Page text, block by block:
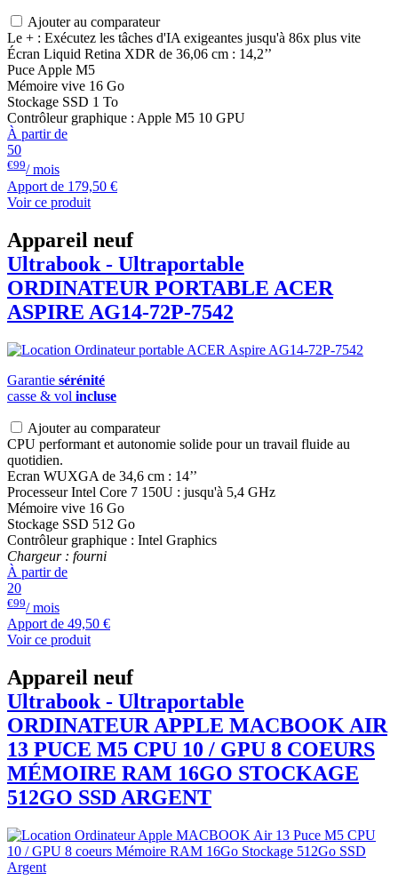
Ajouter au comparateur
Le + : Exécutez les tâches d'IA exigeantes jusqu'à 86x plus vite
Écran Liquid Retina XDR de 36,06 cm : 14,2’’
Puce Apple M5
Mémoire vive 16 Go
Stockage SSD 1 To
Contrôleur graphique : Apple M5 10 GPU
À partir de
50
€99/ mois
Apport de 179,50 €
Voir ce produit
Appareil neuf
Ultrabook - Ultraportable
ORDINATEUR PORTABLE ACER
ASPIRE AG14-72P-7542
Garantie sérénité
casse & vol incluse
Ajouter au comparateur
CPU performant et autonomie solide pour un travail fluide au
quotidien.
Ecran WUXGA de 34,6 cm : 14’’
Processeur Intel Core 7 150U : jusqu'à 5,4 GHz
Mémoire vive 16 Go
Stockage SSD 512 Go
Contrôleur graphique : Intel Graphics
Chargeur : fourni
À partir de
20
€99/ mois
Apport de 49,50 €
Voir ce produit
Appareil neuf
Ultrabook - Ultraportable
ORDINATEUR APPLE MACBOOK AIR
13 PUCE M5 CPU 10 / GPU 8 COEURS
MÉMOIRE RAM 16GO STOCKAGE
512GO SSD ARGENT